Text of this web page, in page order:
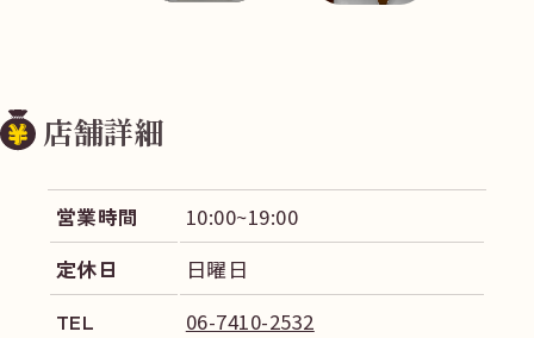
店舗詳細
営業時間
10:00~19:00
定休日
日曜日
TEL
06-7410-2532